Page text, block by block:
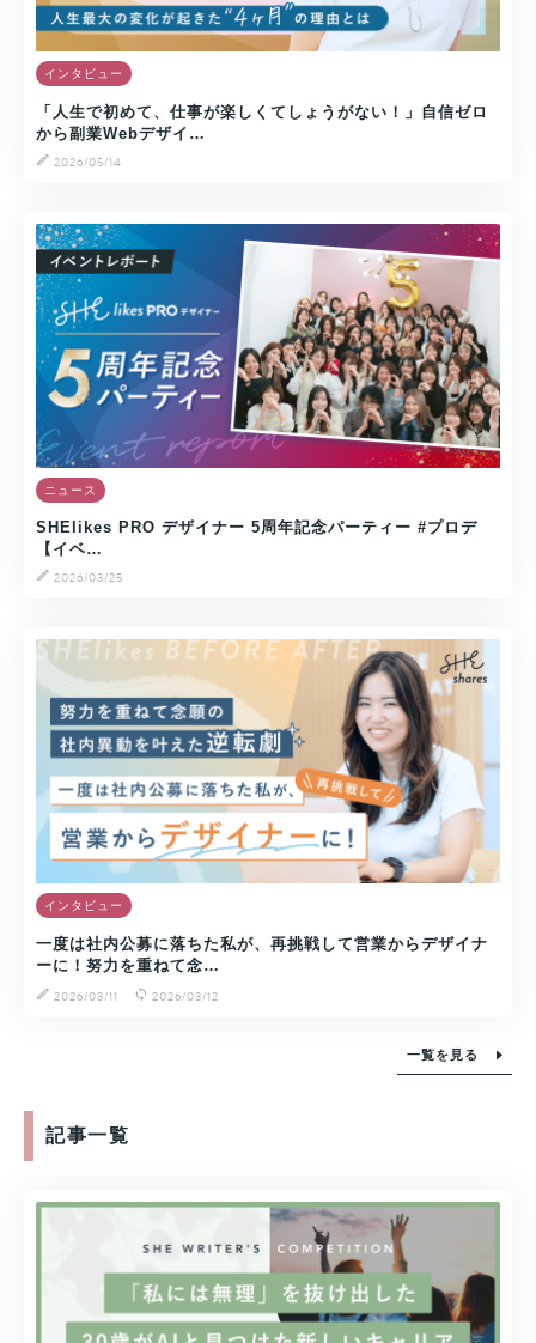
インタビュー
「人生で初めて、仕事が楽しくてしょうがない！」自信ゼロ
から副業Webデザイ…
2026/05/14
ニュース
SHElikes PRO デザイナー 5周年記念パーティー #プロデ
【イベ…
2026/03/25
インタビュー
一度は社内公募に落ちた私が、再挑戦して営業からデザイナ
ーに！努力を重ねて念…
2026/03/11
2026/03/12
一覧を見る
記事一覧